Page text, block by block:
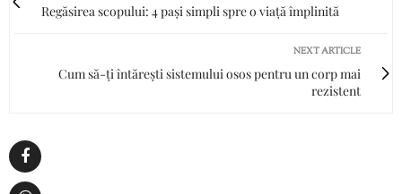
Regăsirea scopului: 4 pași simpli spre o viață împlinită
NEXT ARTICLE
Cum să-ți întărești sistemului osos pentru un corp mai
rezistent